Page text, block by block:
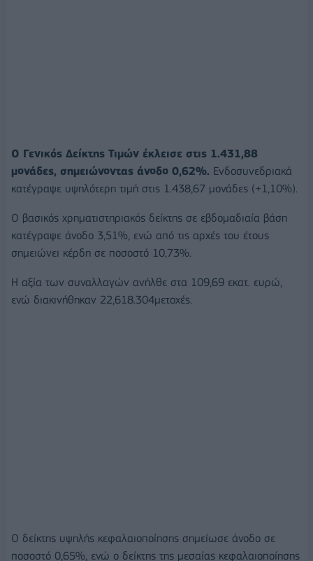
O Γενικός Δείκτης Τιμών έκλεισε στις 1.431,88
μονάδες, σημειώνοντας άνοδο 0,62%. Ενδοσυνεδριακά
κατέγραψε υψηλότερη τιμή στις 1.438,67 μονάδες (+1,10%).
Ο βασικός χρηματιστηριακός δείκτης σε εβδομαδιαία βάση
κατέγραψε άνοδο 3,51%, ενώ από τις αρχές του έτους
σημειώνει κέρδη σε ποσοστό 10,73%.
Η αξία των συναλλαγών ανήλθε στα 109,69 εκατ. ευρώ,
ενώ διακινήθηκαν 22,618.304μετοχές.
Ο δείκτης υψηλής κεφαλαιοποίησης σημείωσε άνοδο σε
ποσοστό 0,65%, ενώ ο δείκτης της μεσαίας κεφαλαιοποίησης